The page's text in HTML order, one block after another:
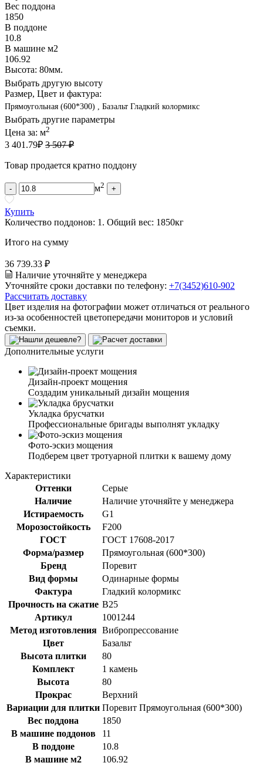
Вес поддона
1850
В поддоне
10.8
В машине м2
106.92
Высота: 80мм.
Выбрать другую высоту
Размер, Цвет и фактура:
Прямоугольная (600*300) , Базальт Гладкий колормикс
Выбрать другие параметры
Цена за: м2
3 401.79₽ 3 507 ₽
Товар продается кратно поддону
- м2 +
Купить
Количество поддонов: 1 . Общий вес: 1850кг
Итого на сумму
36 739.33 ₽
Наличие уточняйте у менеджера
Уточняйте сроки доставки по телефону: +7(3452)610-902
Рассчитать доставку
Цвет изделия на фотографии может отличаться от реального
из-за особенностей цветопередачи мониторов и условий
съемки.
Дополнительные услуги
Дизайн-проект мощения
Создадим уникальный дизайн мощения
Укладка брусчатки
Профессиональные бригады выполнят укладку
Фото-эскиз мощения
Подберем цвет тротуарной плитки к вашему дому
Характеристики
Оттенки
Серые
Наличие
Наличие уточняйте у менеджера
Истираемость
G1
Морозостойкость
F200
ГОСТ
ГОСТ 17608-2017
Форма/размер
Прямоугольная (600*300)
Бренд
Поревит
Вид формы
Одинарные формы
Фактура
Гладкий колормикс
Прочность на сжатие B25
Артикул
1001244
Метод изготовления Вибропрессование
Цвет
Базальт
Высота плитки
80
Комплект
1 камень
Высота
80
Прокрас
Верхний
Вариации для плитки Поревит Прямоугольная (600*300)
Вес поддона
1850
В машине поддонов
11
В поддоне
10.8
В машине м2
106.92